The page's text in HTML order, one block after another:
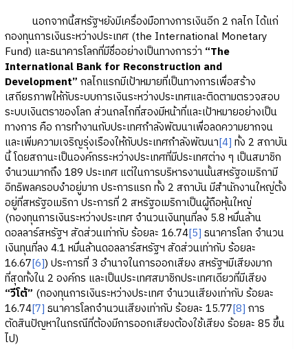
นอกจากนี้สหรัฐฯยังมีเครื่องมือทางการเงินอีก 2 กลไก ได้แก่
กองทุนการเงินระหว่างประเทศ (the International Monetary
Fund) และธนาคารโลกที่มีชื่ออย่างเป็นทางการว่า “The
International Bank for Reconstruction and
Development” กลไกแรกมีเป้าหมายที่เป็นทางการเพื่อสร้าง
เสถียรภาพให้กับระบบการเงินระหว่างประเทศและติดตามตรวจสอบ
ระบบเงินตราของโลก ส่วนกลไกที่สองมีหน้าที่และเป้าหมายอย่างเป็น
ทางการ คือ การทำงานกับประเทศกำลังพัฒนาเพื่อลดความยากจน
และเพิ่มความเจริญรุ่งเรืองให้กับประเทศกำลังพัฒนา[4] ทั้ง 2 สถาบัน
นี้ โดยสถานะเป็นองค์กรระหว่างประเทศที่มีประเทศต่าง ๆ เป็นสมาชิก
จำนวนมากถึง 189 ประเทศ แต่ในการบริหารงานนั้นสหรัฐอเมริกามี
อิทธิพลครอบงำอยู่มาก ประการแรก ทั้ง 2 สถาบัน มีสำนักงานใหญ่ตั้ง
อยู่ที่สหรัฐอเมริกา ประการที่ 2 สหรัฐอเมริกาเป็นผู้ถือหุ้นใหญ่
(กองทุนการเงินระหว่างประเทศ จำนวนเงินทุนที่ลง 5.8 หมื่นล้าน
ดอลลาร์สหรัฐฯ สัดส่วนเท่ากับ ร้อยละ 16.74[5] ธนาคารโลก จำนวน
เงินทุนที่ลง 4.1 หมื่นล้านดอลลาร์สหรัฐฯ สัดส่วนเท่ากับ ร้อยละ
16.67[6]) ประการที่ 3 อำนาจในการออกเสียง สหรัฐฯมีเสียงมาก
ที่สุดทั้งใน 2 องค์กร และเป็นประเทศสมาชิกประเทศเดียวที่มีเสียง
“วีโต้” (กองทุนการเงินระหว่างประเทศ จำนวนเสียงเท่ากับ ร้อยละ
16.74[7] ธนาคารโลกจำนวนเสียงเท่ากับ ร้อยละ 15.77[8] การ
ตัดสินปัญหาในกรณีที่ต้องมีการออกเสียงต้องใช้เสียง ร้อยละ 85 ขึ้น
ไป)